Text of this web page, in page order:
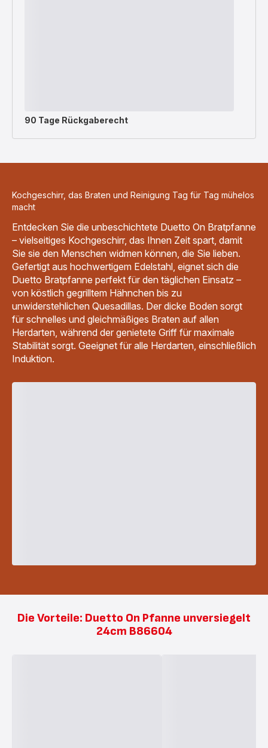
90 Tage Rückgaberecht
Kochgeschirr, das Braten und Reinigung Tag für Tag mühelos
macht
Entdecken Sie die unbeschichtete Duetto On Bratpfanne
– vielseitiges Kochgeschirr, das Ihnen Zeit spart, damit
Sie sie den Menschen widmen können, die Sie lieben.
Gefertigt aus hochwertigem Edelstahl, eignet sich die
Duetto Bratpfanne perfekt für den täglichen Einsatz –
von köstlich gegrilltem Hähnchen bis zu
unwiderstehlichen Quesadillas. Der dicke Boden sorgt
für schnelles und gleichmäßiges Braten auf allen
Herdarten, während der genietete Griff für maximale
Stabilität sorgt. Geeignet für alle Herdarten, einschließlich
Induktion.
Die Vorteile: Duetto On Pfanne unversiegelt
24cm B86604